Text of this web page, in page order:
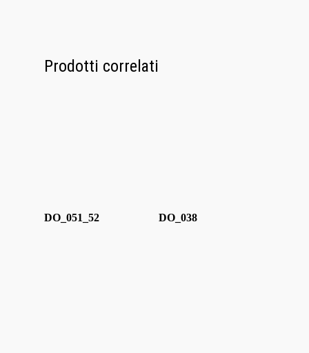
Prodotti correlati
DO_051_52 DO_038